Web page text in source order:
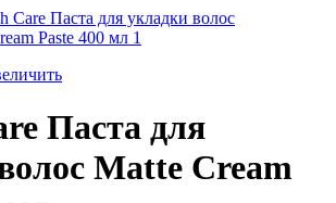
Паста для
Matte Cream